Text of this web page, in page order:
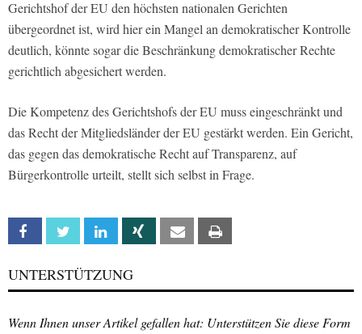
Gerichtshof der EU den höchsten nationalen Gerichten
übergeordnet ist, wird hier ein Mangel an demokratischer Kontrolle
deutlich, könnte sogar die Beschränkung demokratischer Rechte
gerichtlich abgesichert werden.
Die Kompetenz des Gerichtshofs der EU muss eingeschränkt und
das Recht der Mitgliedsländer der EU gestärkt werden. Ein Gericht,
das gegen das demokratische Recht auf Transparenz, auf
Bürgerkontrolle urteilt, stellt sich selbst in Frage.
Facebook Twitter Linkedin Xing Email
UNTERSTÜTZUNG
Wenn Ihnen unser Artikel gefallen hat: Unterstützen Sie diese Form